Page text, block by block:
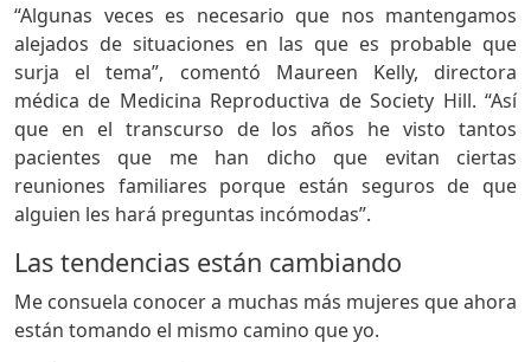
“Algunas veces es necesario que nos mantengamos
alejados de situaciones en las que es probable que
surja el tema”, comentó Maureen Kelly, directora
médica de Medicina Reproductiva de Society Hill. “Así
que en el transcurso de los años he visto tantos
pacientes que me han dicho que evitan ciertas
reuniones familiares porque están seguros de que
alguien les hará preguntas incómodas”.
Las tendencias están cambiando
Me consuela conocer a muchas más mujeres que ahora
están tomando el mismo camino que yo.